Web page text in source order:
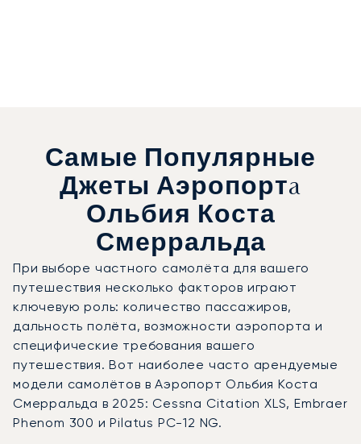
Самые Популярные
Джеты Аэропортa
Ольбия Коста
Смерральда
При выборе частного самолёта для вашего
путешествия несколько факторов играют
ключевую роль: количество пассажиров,
дальность полёта, возможности аэропорта и
специфические требования вашего
путешествия. Вот наиболее часто арендуемые
модели самолётов в Аэропорт Ольбия Коста
Смерральда в 2025: Cessna Citation XLS, Embraer
Phenom 300 и Pilatus PC-12 NG.